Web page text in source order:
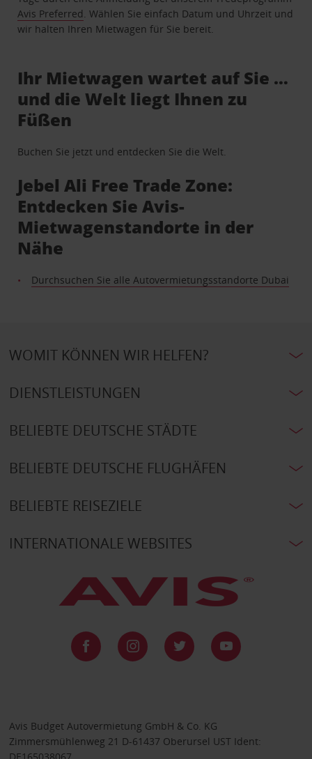
Avis Preferred . Wählen Sie einfach Datum und Uhrzeit und
wir halten Ihren Mietwagen für Sie bereit.
Ihr Mietwagen wartet auf Sie …
und die Welt liegt Ihnen zu
Füßen
Buchen Sie jetzt und entdecken Sie die Welt.
Jebel Ali Free Trade Zone:
Entdecken Sie Avis-
Mietwagenstandorte in der
Nähe
Durchsuchen Sie alle Autovermietungsstandorte Dubai
WOMIT KÖNNEN WIR HELFEN?
DIENSTLEISTUNGEN
BELIEBTE DEUTSCHE STÄDTE
BELIEBTE DEUTSCHE FLUGHÄFEN
BELIEBTE REISEZIELE
INTERNATIONALE WEBSITES
Avis Budget Autovermietung GmbH & Co. KG
Zimmersmühlenweg 21 D-61437 Oberursel UST Ident:
DE165038067